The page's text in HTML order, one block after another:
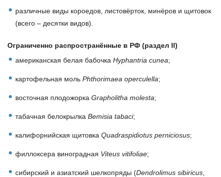
различные виды короедов, листовёрток, минёров и щитовок
(всего – десятки видов).
Ограниченно распространённые в РФ (раздел II)
американская белая бабочка Hyphantria cunea;
картофельная моль Phthorimaea operculella;
восточная плодожорка Grapholitha molesta;
табачная белокрылка Bemisia tabaci;
калифорнийская щитовка Quadraspidiotus perniciosus;
филлоксера виноградная Viteus vitifoliae;
сибирский и азиатский шелкопряды (Dendrolimus sibiricus